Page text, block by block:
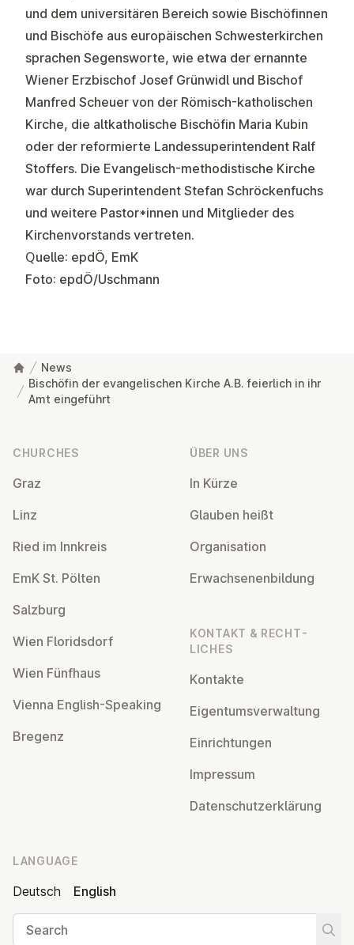
und dem universitären Bereich sowie Bischöfinnen
und Bischöfe aus europäischen Schwesterkirchen
sprachen Segensworte, wie etwa der ernannte
Wiener Erzbischof Josef Grünwidl und Bischof
Manfred Scheuer von der Römisch-katholischen
Kirche, die altkatholische Bischöfin Maria Kubin
oder der reformierte Landessuperintendent Ralf
Stoffers. Die Evangelisch-methodistische Kirche
war durch Superintendent Stefan Schröckenfuchs
und weitere Pastor*innen und Mitglieder des
Kirchenvorstands vertreten.
Quelle: epdÖ, EmK
Foto: epdÖ/Uschmann
News
Bischöfin der evangelischen Kirche A.B. feierlich in ihr
Amt eingeführt
CHURCHES
Graz
Linz
Ried im Innkreis
EmK St. Pölten
Salzburg
Wien Flor­idsdorf
Wien Fünfhaus
Vienna English-Speaking
Bregenz
ÜBER UNS
In Kürze
Glauben heißt
Or­gan­isa­tion
Er­wach­sen­en­bildung
KONTAKT & RECHT­
LICHES
Kontakte
Ei­gentums­ver­wal­tung
Ein­rich­tun­gen
Impressum
Datens­chutzerklärung
LANGUAGE
Deutsch
English
Search